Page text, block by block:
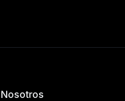
Nosotros